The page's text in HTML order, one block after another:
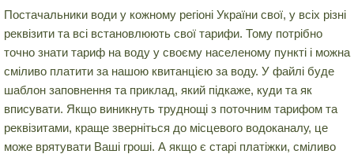
Постачальники води у кожному регіоні України свої, у всіх різні
реквізити та всі встановлюють свої тарифи. Тому потрібно
точно знати тариф на воду у своєму населеному пункті і можна
сміливо платити за нашою квитанцією за воду. У файлі буде
шаблон заповнення та приклад, який підкаже, куди та як
вписувати. Якщо виникнуть труднощі з поточним тарифом та
реквізитами, краще зверніться до місцевого водоканалу, це
може врятувати Ваші гроші. А якщо є старі платіжки, сміливо